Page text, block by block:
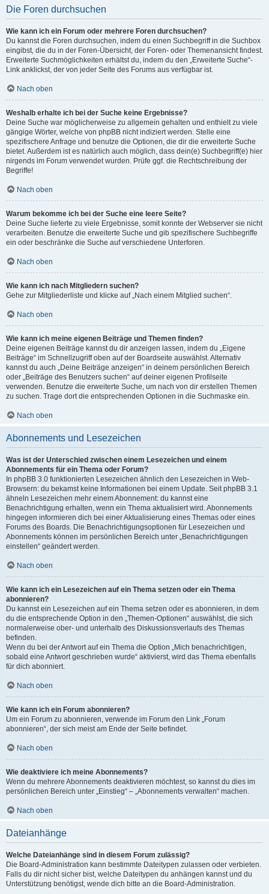
Die Foren durchsuchen
Wie kann ich ein Forum oder mehrere Foren durchsuchen?
Du kannst die Foren durchsuchen, indem du einen Suchbegriff in die Suchbox
eingibst, die du in der Foren-Übersicht, der Foren- oder Themenansicht findest.
Erweiterte Suchmöglichkeiten erhältst du, indem du den „Erweiterte Suche“-
Link anklickst, der von jeder Seite des Forums aus verfügbar ist.
Nach oben
Weshalb erhalte ich bei der Suche keine Ergebnisse?
Deine Suche war möglicherweise zu allgemein gehalten und enthielt zu viele
gängige Wörter, welche von phpBB nicht indiziert werden. Stelle eine
spezifischere Anfrage und benutze die Optionen, die dir die erweiterte Suche
bietet. Außerdem ist es natürlich auch möglich, dass dein(e) Suchbegriff(e) hier
nirgends im Forum verwendet wurden. Prüfe ggf. die Rechtschreibung der
Begriffe!
Nach oben
Warum bekomme ich bei der Suche eine leere Seite?
Deine Suche lieferte zu viele Ergebnisse, somit konnte der Webserver sie nicht
verarbeiten. Benutze die erweiterte Suche und gib spezifischere Suchbegriffe
ein oder beschränke die Suche auf verschiedene Unterforen.
Nach oben
Wie kann ich nach Mitgliedern suchen?
Gehe zur Mitgliederliste und klicke auf „Nach einem Mitglied suchen“.
Nach oben
Wie kann ich meine eigenen Beiträge und Themen finden?
Deine eigenen Beiträge kannst du dir anzeigen lassen, indem du „Eigene
Beiträge“ im Schnellzugriff oben auf der Boardseite auswählst. Alternativ
kannst du auch „Deine Beiträge anzeigen“ in deinem persönlichen Bereich
oder „Beiträge des Benutzers suchen“ auf deiner eigenen Profilseite
verwenden. Benutze die erweiterte Suche, um nach von dir erstellen Themen
zu suchen. Trage dort die entsprechenden Optionen in die Suchmaske ein.
Nach oben
Abonnements und Lesezeichen
Was ist der Unterschied zwischen einem Lesezeichen und einem
Abonnements für ein Thema oder Forum?
In phpBB 3.0 funktionierten Lesezeichen ähnlich den Lesezeichen in Web-
Browsern: du bekamst keine Informationen bei einem Update. Seit phpBB 3.1
ähneln Lesezeichen mehr einem Abonnement: du kannst eine
Benachrichtigung erhalten, wenn ein Thema aktualisiert wird. Abonnements
hingegen informieren dich bei einer Aktualisierung eines Themas oder eines
Forums des Boards. Die Benachrichtigungsoptionen für Lesezeichen und
Abonnements können im persönlichen Bereich unter „Benachrichtigungen
einstellen“ geändert werden.
Nach oben
Wie kann ich ein Lesezeichen auf ein Thema setzen oder ein Thema
abonnieren?
Du kannst ein Lesezeichen auf ein Thema setzen oder es abonnieren, in dem
du die entsprechende Option in den „Themen-Optionen“ auswählst, die sich
normalerweise ober- und unterhalb des Diskussionsverlaufs des Themas
befinden.
Wenn du bei der Antwort auf ein Thema die Option „Mich benachrichtigen,
sobald eine Antwort geschrieben wurde“ aktivierst, wird das Thema ebenfalls
für dich abonniert.
Nach oben
Wie kann ich ein Forum abonnieren?
Um ein Forum zu abonnieren, verwende im Forum den Link „Forum
abonnieren“, der sich meist am Ende der Seite befindet.
Nach oben
Wie deaktiviere ich meine Abonnements?
Wenn du mehrere Abonnements deaktivieren möchtest, so kannst du dies im
persönlichen Bereich unter „Einstieg“ – „Abonnements verwalten“ machen.
Nach oben
Dateianhänge
Welche Dateianhänge sind in diesem Forum zulässig?
Die Board-Administration kann bestimmte Dateitypen zulassen oder verbieten.
Falls du dir nicht sicher bist, welche Dateitypen du anhängen kannst und du
Unterstützung benötigst, wende dich bitte an die Board-Administration.